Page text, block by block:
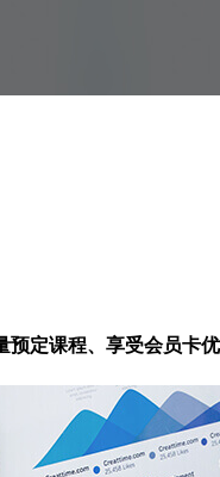
定课程、享受会员卡